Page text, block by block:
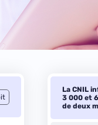
La CNIL
3 000 et
de deux